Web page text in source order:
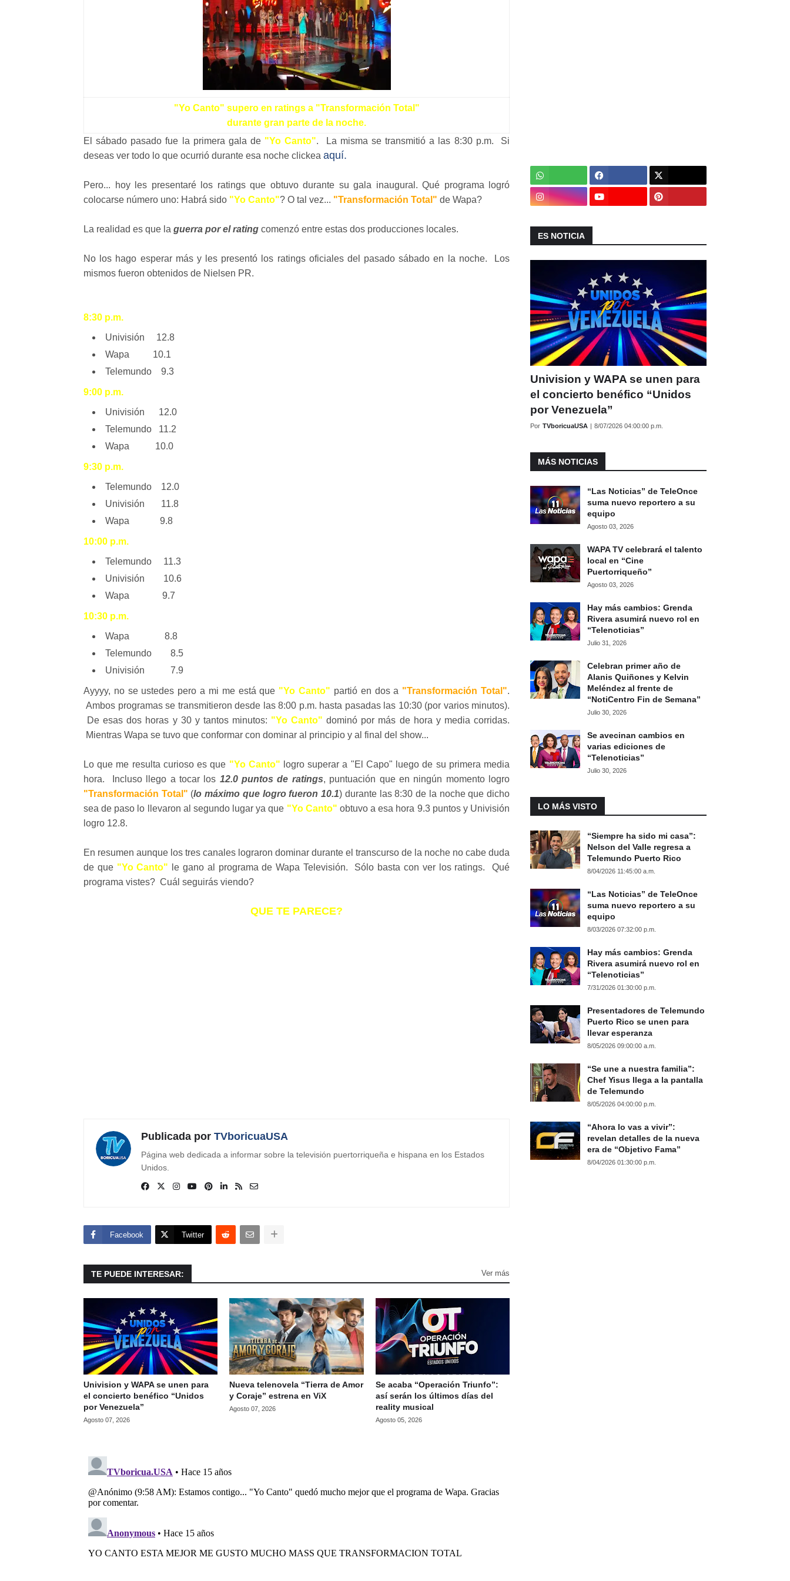
"Yo Canto" supero en ratings a "Transformación Total"
durante gran parte de la noche.
El sábado pasado fue la primera gala de "Yo Canto". La misma se transmitió a las 8:30 p.m. Si
deseas ver todo lo que ocurrió durante esa noche clickea aquí.
Pero... hoy les presentaré los ratings que obtuvo durante su gala inaugural. Qué programa logró
colocarse número uno: Habrá sido "Yo Canto"? O tal vez... "Transformación Total" de Wapa?
La realidad es que la guerra por el rating comenzó entre estas dos producciones locales.
No los hago esperar más y les presentó los ratings oficiales del pasado sábado en la noche. Los
mismos fueron obtenidos de Nielsen PR.
8:30 p.m.
Univisión 12.8
Wapa 10.1
Telemundo 9.3
9:00 p.m.
Univisión 12.0
Telemundo 11.2
Wapa 10.0
9:30 p.m.
Telemundo 12.0
Univisión 11.8
Wapa 9.8
10:00 p.m.
Telemundo 11.3
Univisión 10.6
Wapa 9.7
10:30 p.m.
Wapa 8.8
Telemundo 8.5
Univisión 7.9
Ayyyy, no se ustedes pero a mi me está que "Yo Canto" partió en dos a "Transformación Total".
Ambos programas se transmitieron desde las 8:00 p.m. hasta pasadas las 10:30 (por varios minutos).
De esas dos horas y 30 y tantos minutos: "Yo Canto" dominó por más de hora y media corridas.
Mientras Wapa se tuvo que conformar con dominar al principio y al final del show...
Lo que me resulta curioso es que "Yo Canto" logro superar a "El Capo" luego de su primera media
hora. Incluso llego a tocar los 12.0 puntos de ratings, puntuación que en ningún momento logro
"Transformación Total" (lo máximo que logro fueron 10.1) durante las 8:30 de la noche que dicho
sea de paso lo llevaron al segundo lugar ya que "Yo Canto" obtuvo a esa hora 9.3 puntos y Univisión
logro 12.8.
En resumen aunque los tres canales lograron dominar durante el transcurso de la noche no cabe duda
de que "Yo Canto" le gano al programa de Wapa Televisión. Sólo basta con ver los ratings. Qué
programa vistes? Cuál seguirás viendo?
QUE TE PARECE?
Publicada por TVboricuaUSA
Página web dedicada a informar sobre la televisión puertorriqueña e hispana en los Estados
Unidos.
Facebook Twitter
TE PUEDE INTERESAR: Ver más
Univision y WAPA se unen para
el concierto benéfico “Unidos
por Venezuela”
Agosto 07, 2026
Nueva telenovela “Tierra de Amor
y Coraje” estrena en ViX
Agosto 07, 2026
Se acaba “Operación Triunfo”:
así serán los últimos días del
reality musical
Agosto 05, 2026
ES NOTICIA
Univision y WAPA se unen para
el concierto benéfico “Unidos
por Venezuela”
Por TVboricuaUSA | 8/07/2026 04:00:00 p.m.
MÁS NOTICIAS
“Las Noticias” de TeleOnce
suma nuevo reportero a su
equipo
Agosto 03, 2026
WAPA TV celebrará el talento
local en “Cine
Puertorriqueño”
Agosto 03, 2026
Hay más cambios: Grenda
Rivera asumirá nuevo rol en
“Telenoticias”
Julio 31, 2026
Celebran primer año de
Alanis Quiñones y Kelvin
Meléndez al frente de
“NotiCentro Fin de Semana”
Julio 30, 2026
Se avecinan cambios en
varias ediciones de
“Telenoticias”
Julio 30, 2026
LO MÁS VISTO
“Siempre ha sido mi casa”:
Nelson del Valle regresa a
Telemundo Puerto Rico
8/04/2026 11:45:00 a.m.
“Las Noticias” de TeleOnce
suma nuevo reportero a su
equipo
8/03/2026 07:32:00 p.m.
Hay más cambios: Grenda
Rivera asumirá nuevo rol en
“Telenoticias”
7/31/2026 01:30:00 p.m.
Presentadores de Telemundo
Puerto Rico se unen para
llevar esperanza
8/05/2026 09:00:00 a.m.
“Se une a nuestra familia”:
Chef Yisus llega a la pantalla
de Telemundo
8/05/2026 04:00:00 p.m.
“Ahora lo vas a vivir”:
revelan detalles de la nueva
era de “Objetivo Fama”
8/04/2026 01:30:00 p.m.